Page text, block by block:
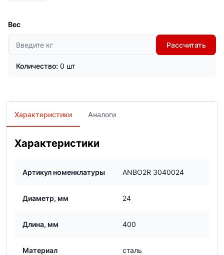
Вес
Рассчитать
Количество: 0 шт
Характеристики Аналоги
Характеристики
Артикул номенклатуры ANBO2R 3040024
Диаметр, мм 24
Длина, мм 400
Материал сталь